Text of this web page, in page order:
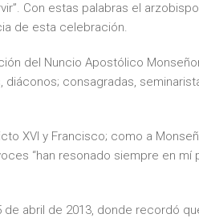
Con estas palabras el
de esta celebración.
del Nuncio Apostólico
diáconos; consagradas,
XVI y Francisco; como a
“han resonado siempre en mí
abril de 2013, donde recordó